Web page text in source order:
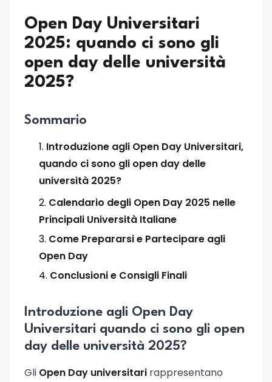
Open Day Universitari
2025: quando ci sono gli
open day delle università
2025?
Sommario
Introduzione agli Open Day Universitari,
quando ci sono gli open day delle
università 2025?
Calendario degli Open Day 2025 nelle
Principali Università Italiane
Come Prepararsi e Partecipare agli
Open Day
Conclusioni e Consigli Finali
Introduzione agli Open Day
Universitari quando ci sono gli open
day delle università 2025?
Gli Open Day universitari rappresentano